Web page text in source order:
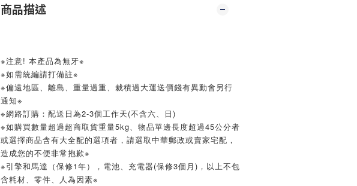
商品描述
※注意! 本產品為無牙※
※如需統編請打備註※
※偏遠地區、離島、重量過重、裁積過大運送價錢有異動會另行
通知※
※網路訂購：配送日為2-3個工作天(不含六、日)
※如購買數量超過超商取貨重量5kg、物品單邊長度超過45公分者
或選擇商品含有大全配的選項者，請選取中華郵政或賣家宅配，
造成您的不便非常抱歉※
※引擎和馬達（保修1年），電池、充電器(保修3個月)，以上不包
含耗材、零件、人為因素※